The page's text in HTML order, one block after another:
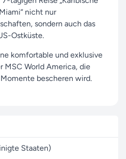
nicht nur
sondern auch das
Ostküste.
komfortable und exklusive
MSC World America, die
bescheren wird.
Land und Kultur auf Sie
November 2027 in Miami
Staaten)